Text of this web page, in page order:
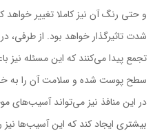
و حتی رنگ آن نیز کاملا تغییر خواهد
‌شدت تاثیرگذار خواهد بود. از طرفی،
تجمع پیدا می‌کنند که این مسئله
سطح پوست شده و سلامت آن را به
در این منافذ نیز ‌می‌تواند
بیشتری ایجاد کند که این آسیب‌ها